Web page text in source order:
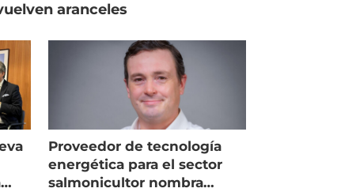
aranceles
Proveedor de tecnología
energética para el sector
salmonicultor nombra